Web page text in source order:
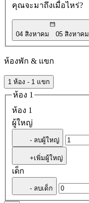
คุณจะมาถึงเมื่อไหร่?
04 สิงหาคม 05 สิงหาคม
ห้องพัก & แขก
1 ห้อง - 1 แขก
ห้อง 1
ห้อง 1
ผู้ใหญ่
- ลบผู้ใหญ่
+เพิ่มผู้ใหญ่
เด็ก
- ลบเด็ก